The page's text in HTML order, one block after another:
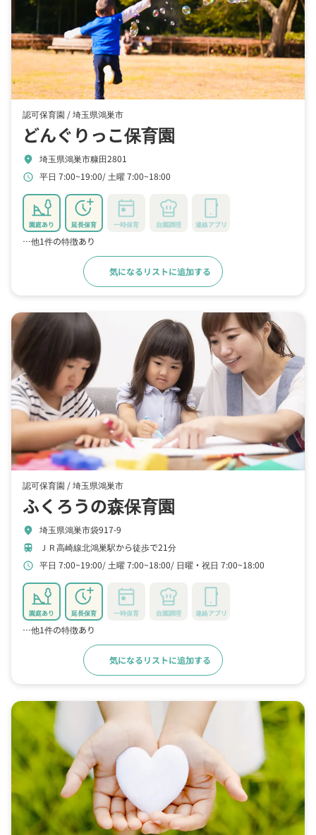
認可保育園 /埼玉県鴻巣市
どんぐりっこ保育園
location_on 埼玉県鴻巣市糠田2801
schedule 平日 7:00~19:00 土曜 7:00~18:00
園庭あり 延長保育 一時保育 自園調理 連絡アプリ
…他1件の特徴あり
気になるリストに追加する
認可保育園 /埼玉県鴻巣市
ふくろうの森保育園
location_on 埼玉県鴻巣市袋917-9
train ＪＲ高崎線北鴻巣駅から徒歩で21分
schedule 平日 7:00~19:00 土曜 7:00~18:00 日曜・祝日 7:00~18:00
園庭あり 延長保育 一時保育 自園調理 連絡アプリ
…他1件の特徴あり
気になるリストに追加する